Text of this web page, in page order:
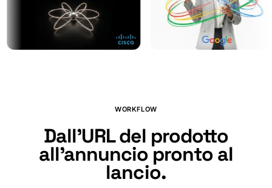
WORKFLOW
Dall'URL del prodotto
all'annuncio pronto al
lancio.